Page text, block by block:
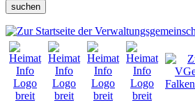
suchen